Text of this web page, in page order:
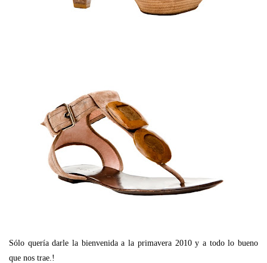
Sólo quería darle la bienvenida a la primavera 2010 y a todo lo bueno
que nos trae.!